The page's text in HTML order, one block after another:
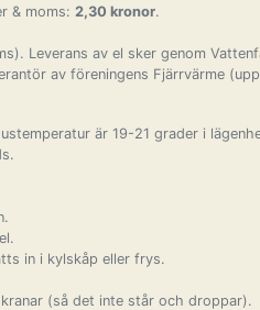
& moms: 2,30 kronor.
Leverans av el sker genom
av föreningens Fjärrvärme
är 19-21 grader i
in i kylskåp eller frys.
(så det inte står och droppar).